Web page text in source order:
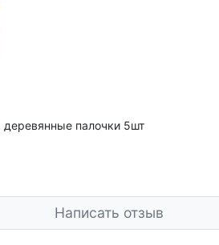
палочки 5шт
Написать отзыв